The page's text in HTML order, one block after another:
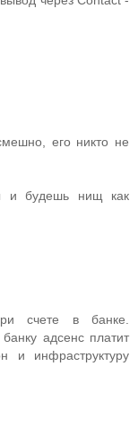
его никто не
и будешь нищ как
счете в банке.
адсенс платит
и инфраструктуру